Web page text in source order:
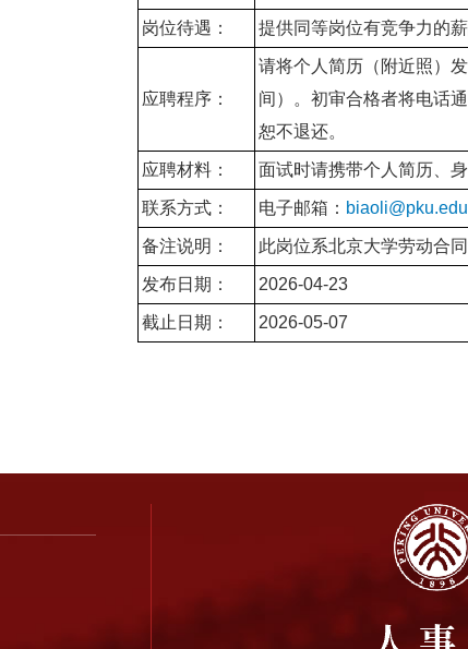
岗位待遇： 提供同等岗位有竞争力的薪
应聘程序：
请将个人简历（附近照）发
间）。初审合格者将电话
恕不退还。
应聘材料： 面试时请携带个人简历、
联系方式： 电子邮箱：
备注说明： 此岗位系北京大学劳动合
发布日期： 2026-04-23
截止日期： 2026-05-07